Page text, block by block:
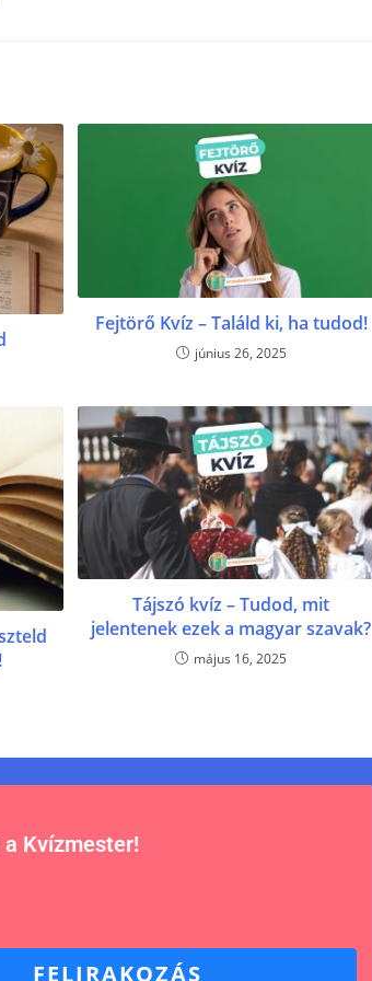
Fejtörő Kvíz – Találd ki, ha tudod!
június 26, 2025
Tájszó kvíz – Tudod, mit
jelentenek ezek a magyar szavak?
május 16, 2025
Kvízmester!
FELIRAKOZÁS